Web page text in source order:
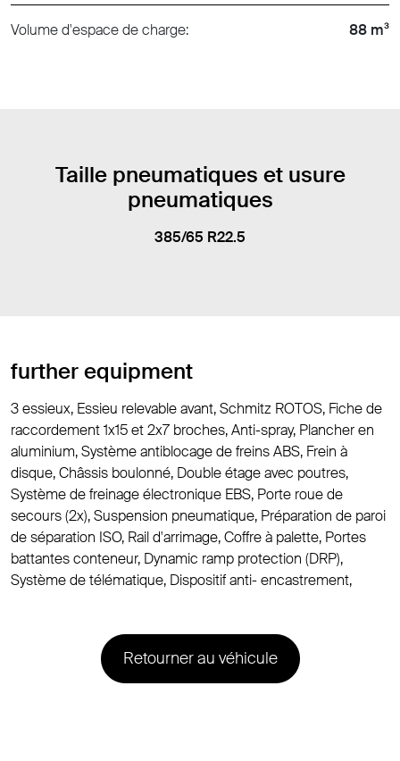
Volume d'espace de charge: 88 m³
Taille pneumatiques et usure
pneumatiques
385/65 R22.5
further equipment
3 essieux, Essieu relevable avant, Schmitz ROTOS, Fiche de
raccordement 1x15 et 2x7 broches, Anti-spray, Plancher en
aluminium, Système antiblocage de freins ABS, Frein à
disque, Châssis boulonné, Double étage avec poutres,
Système de freinage électronique EBS, Porte roue de
secours (2x), Suspension pneumatique, Préparation de paroi
de séparation ISO, Rail d'arrimage, Coffre à palette, Portes
battantes conteneur, Dynamic ramp protection (DRP),
Système de télématique, Dispositif anti- encastrement,
Retourner au véhicule